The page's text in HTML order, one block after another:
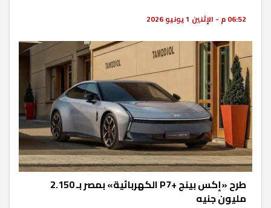
06:52 م - الإثنين 1 يونيو 2026
طرح «إكس بينج +P7 الكهربائية» بمصر بـ 2.150
مليون جنيه